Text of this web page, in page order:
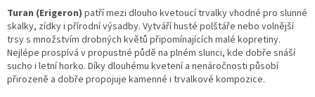
Turan (Erigeron) patří mezi dlouho kvetoucí trvalky vhodné pro slunné
skalky, zídky i přírodní výsadby. Vytváří husté polštáře nebo volnější
trsy s množstvím drobných květů připomínajících malé kopretiny.
Nejlépe prospívá v propustné půdě na plném slunci, kde dobře snáší
sucho i letní horko. Díky dlouhému kvetení a nenáročnosti působí
přirozeně a dobře propojuje kamenné i trvalkové kompozice.